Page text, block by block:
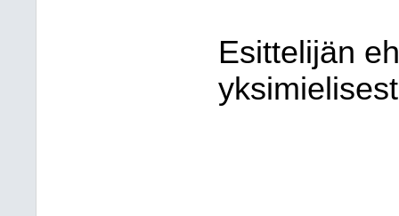
Esittelijän